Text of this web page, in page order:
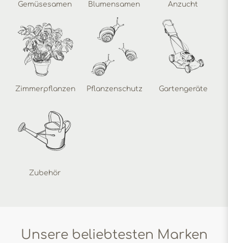
Gemüsesamen Blumensamen Anzucht
Zimmerpflanzen Pflanzenschutz Gartengeräte
Zubehör
Unsere beliebtesten Marken